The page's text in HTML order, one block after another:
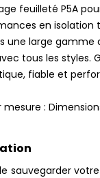
feuilleté P5A
en isolation
une large
tous les
fiable et
:
sauvegarder